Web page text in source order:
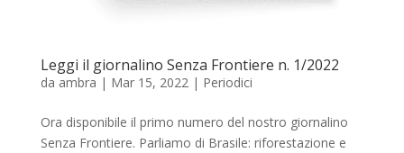
Leggi il giornalino Senza Frontiere n. 1/2022
da ambra | Mar 15, 2022 | Periodici
Ora disponibile il primo numero del nostro giornalino
Senza Frontiere. Parliamo di Brasile: riforestazione e